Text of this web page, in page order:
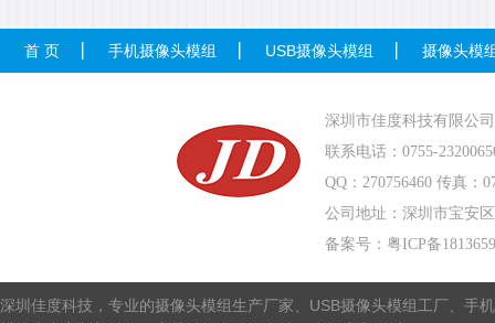
首 页 手机摄像头模组 USB摄像头模组 摄像头模
深圳市佳度科技有限公
联系电话：0755-
QQ：270756460 传真：
公司地址：深圳市宝安
备案号： 粤ICP备
深圳佳度科技，专业的摄像头模组生产厂家、USB摄像头模组工厂、手